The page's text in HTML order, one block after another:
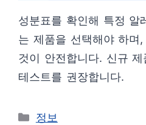
성분표를 확인해 특정 알
는 제품을 선택해야 하며
것이 안전합니다. 신규
테스트를 권장합니다.
카
정보